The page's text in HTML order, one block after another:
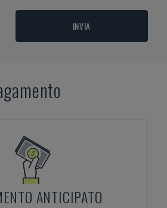
INVIA
ANTICIPATO